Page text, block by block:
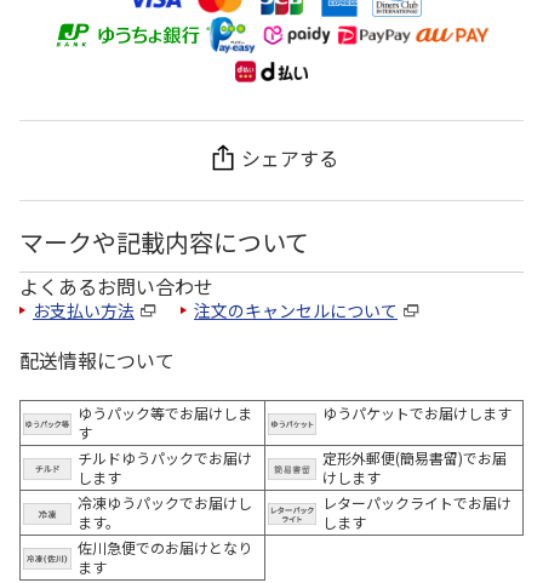
シェアする
マークや記載内容について
よくあるお問い合わせ
お支払い方法 注文のキャンセルについて
配送情報について
ゆうパック等でお届けしま
す
ゆうパケットでお届けします
チルドゆうパックでお届け
します
定形外郵便(簡易書留)でお届
けします
冷凍ゆうパックでお届けし
ます。
レターパックライトでお届け
します
佐川急便でのお届けとなり
ます